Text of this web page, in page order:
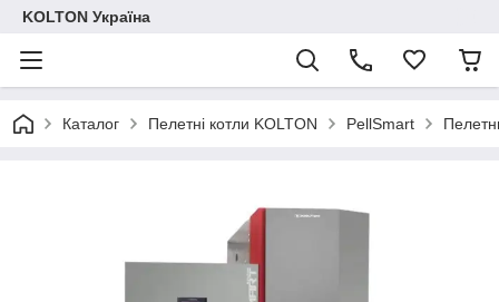
KOLTON Україна
Каталог Пелетні котли KOLTON PellSmart